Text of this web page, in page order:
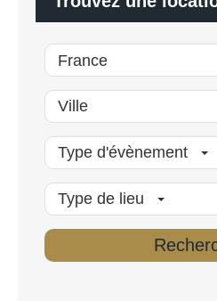
Type d'évènement
Type de lieu